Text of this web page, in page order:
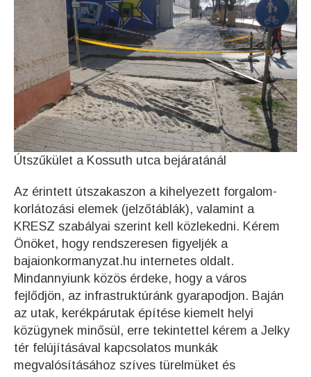
Útszűkület a Kossuth utca bejáratánál
Az érintett útszakaszon a kihelyezett forgalom-
korlátozási elemek (jelzőtáblák), valamint a
KRESZ szabályai szerint kell közlekedni. Kérem
Önöket, hogy rendszeresen figyeljék a
bajaionkormanyzat.hu internetes oldalt.
Mindannyiunk közös érdeke, hogy a város
fejlődjön, az infrastruktúránk gyarapodjon. Baján
az utak, kerékpárutak építése kiemelt helyi
közügynek minősül, erre tekintettel kérem a Jelky
tér felújításával kapcsolatos munkák
megvalósításához szíves türelmüket és